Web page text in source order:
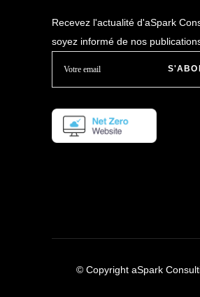
Recevez l'actualité d'aSpark
soyez informé de nos
© Copyright aSpark